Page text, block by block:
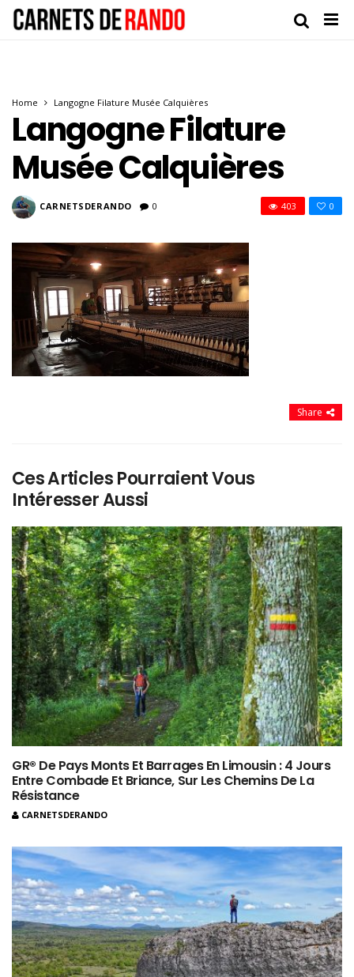
Home Langogne Filature Musée Calquières
Langogne Filature
Musée Calquières
CARNETSDERANDO 0 0
403
Share
Ces Articles Pourraient Vous
Intéresser Aussi
GR® De Pays Monts Et Barrages En Limousin : 4 Jours
Entre Combade Et Briance, Sur Les Chemins De La
Résistance
CARNETSDERANDO